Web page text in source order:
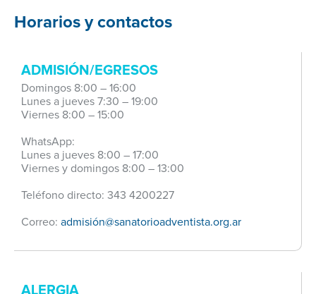
Horarios y contactos
ADMISIÓN/EGRESOS
Domingos 8:00 – 16:00
Lunes a jueves 7:30 – 19:00
Viernes 8:00 – 15:00
WhatsApp:
Lunes a jueves 8:00 – 17:00
Viernes y domingos 8:00 – 13:00
Teléfono directo: 343 4200227
Correo: admisión@sanatorioadventista.org.ar
ALERGIA